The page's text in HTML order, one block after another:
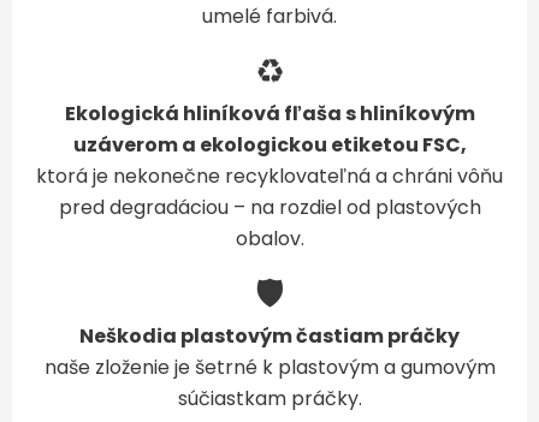
umelé farbivá.
♻️
Ekologická hliníková fľaša s hliníkovým
uzáverom a ekologickou etiketou FSC,
ktorá je nekonečne recyklovateľná a chráni vôňu
pred degradáciou – na rozdiel od plastových
obalov.
🛡️
Neškodia plastovým častiam práčky
naše zloženie je šetrné k plastovým a gumovým
súčiastkam práčky.